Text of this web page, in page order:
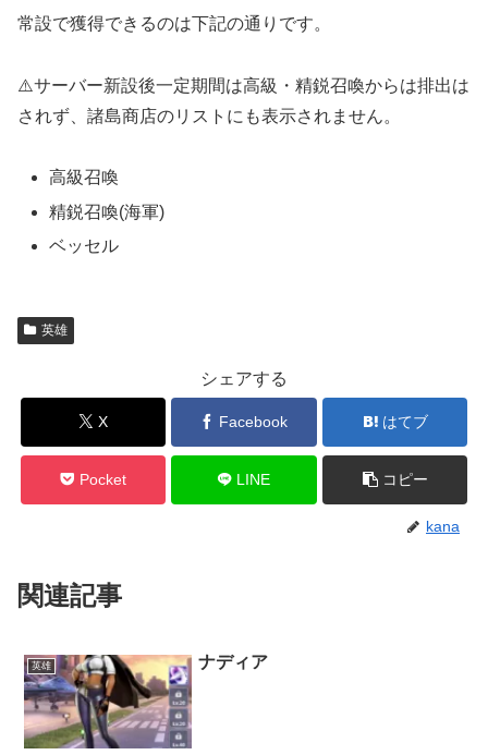
常設で獲得できるのは下記の通りです。
⚠️サーバー新設後一定期間は高級・精鋭召喚からは排出は
されず、諸島商店のリストにも表示されません。
高級召喚
精鋭召喚(海軍)
ベッセル
英雄
シェアする
X Facebook はてブ
Pocket LINE コピー
kana
関連記事
英雄 ナディア